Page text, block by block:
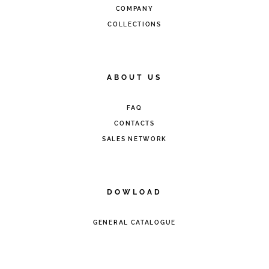
COMPANY
COLLECTIONS
ABOUT US
FAQ
CONTACTS
SALES NETWORK
DOWLOAD
GENERAL CATALOGUE